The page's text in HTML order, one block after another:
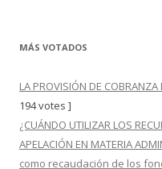
MÁS VOTADOS
LA PROVISIÓN DE
194 votes ]
¿CUÁNDO UTILIZAR LOS
APELACIÓN EN MATERIA
como recaudación de los